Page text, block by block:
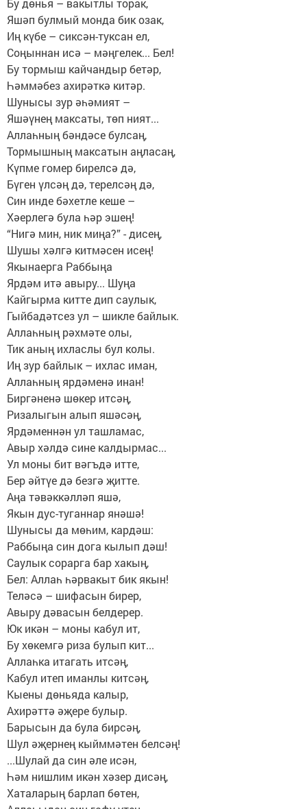
Бу дөнья – вакытлы торак,
Яшәп булмый монда бик озак,
Иң күбе – сиксән-туксан ел,
Соңыннан исә – мәңгелек... Бел!
Бу тормыш кайчандыр бетәр,
Һәммәбез ахирәткә китәр.
Шунысы зур әһәмият –
Яшәүнең максаты, төп ният...
Аллаһның бәндәсе булсаң,
Тормышның максатын аңласаң,
Күпме гомер бирелсә дә,
Бүген үлсәң дә, терелсәң дә,
Син инде бәхетле кеше –
Хәерлегә була һәр эшең!
“Нигә мин, ник миңа?” - дисең,
Шушы хәлгә китмәсен исең!
Якынаерга Раббыңа
Ярдәм итә авыру... Шуңа
Кайгырма китте дип саулык,
Гыйбадәтсез ул – шикле байлык.
Аллаһның рәхмәте олы,
Тик аның ихласлы бул колы.
Иң зур байлык – ихлас иман,
Аллаһның ярдәменә инан!
Биргәненә шөкер итсәң,
Ризалыгын алып яшәсәң,
Ярдәменнән ул ташламас,
Авыр хәлдә сине калдырмас...
Ул моны бит вәгъдә итте,
Бер әйтүе дә безгә җитте.
Аңа тәвәккәлләп яшә,
Якын дус-туганнар янәшә!
Шунысы да мөһим, кардәш:
Раббыңа син дога кылып дәш!
Саулык сорарга бар хакың,
Бел: Аллаһ һәрвакыт бик якын!
Теләсә – шифасын бирер,
Авыру дәвасын белдерер.
Юк икән – моны кабул ит,
Бу хөкемгә риза булып кит...
Аллаһка итагать итсәң,
Кабул итеп иманлы китсәң,
Кыены дөньяда калыр,
Ахирәттә әҗере булыр.
Барысын да була бирсәң,
Шул әҗернең кыйммәтен белсәң!
...Шулай да син әле исән,
Һәм нишлим икән хәзер дисәң,
Хаталарың барлап бөтен,